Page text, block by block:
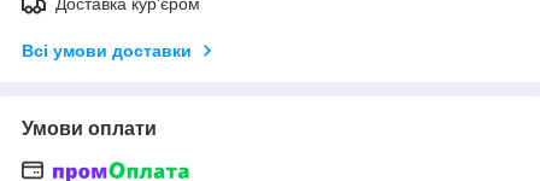
Всі умови доставки
Умови оплати